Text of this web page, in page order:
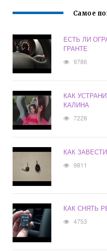
Самое
ЕСТЬ ЛИ
ГРАНТЕ
9786
КАК
КАЛИНА
7228
КАК
9811
КАК СНЯТЬ
4753